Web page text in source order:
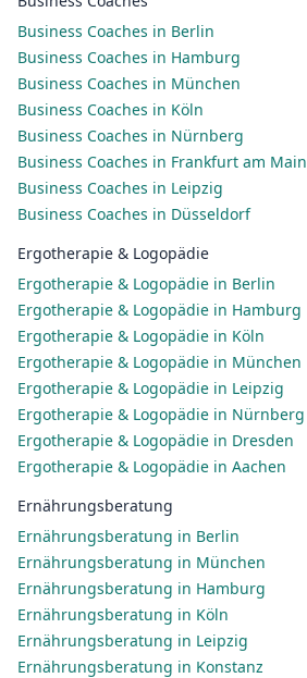
Business Coaches in Berlin
Business Coaches in Hamburg
Business Coaches in München
Business Coaches in Köln
Business Coaches in Nürnberg
Business Coaches in Frankfurt am Main
Business Coaches in Leipzig
Business Coaches in Düsseldorf
Ergotherapie & Logopädie
Ergotherapie & Logopädie in Berlin
Ergotherapie & Logopädie in Hamburg
Ergotherapie & Logopädie in Köln
Ergotherapie & Logopädie in München
Ergotherapie & Logopädie in Leipzig
Ergotherapie & Logopädie in Nürnberg
Ergotherapie & Logopädie in Dresden
Ergotherapie & Logopädie in Aachen
Ernährungsberatung
Ernährungsberatung in Berlin
Ernährungsberatung in München
Ernährungsberatung in Hamburg
Ernährungsberatung in Köln
Ernährungsberatung in Leipzig
Ernährungsberatung in Konstanz